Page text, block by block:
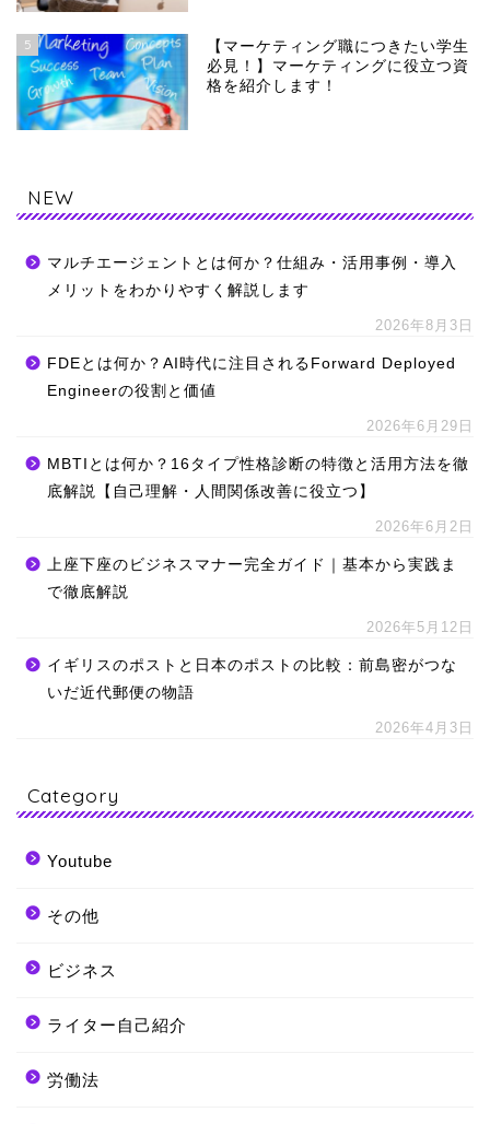
5
【マーケティング職につきたい学生
必見！】マーケティングに役立つ資
格を紹介します！
NEW
マルチエージェントとは何か？仕組み・活用事例・導入
メリットをわかりやすく解説します
2026年8月3日
FDEとは何か？AI時代に注目されるForward Deployed
Engineerの役割と価値
2026年6月29日
MBTIとは何か？16タイプ性格診断の特徴と活用方法を徹
底解説【自己理解・人間関係改善に役立つ】
2026年6月2日
上座下座のビジネスマナー完全ガイド｜基本から実践ま
で徹底解説
2026年5月12日
イギリスのポストと日本のポストの比較：前島密がつな
いだ近代郵便の物語
2026年4月3日
Category
Youtube
その他
ビジネス
ライター自己紹介
労働法